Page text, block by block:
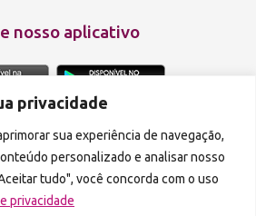
privacidade
sua experiência de navegação,
personalizado e analisar nosso
tudo", você concorda com o uso
privacidade
nosso aplicativo
Rosa Dourada.Política de privacidade
do conteúdo deste site é proibida.